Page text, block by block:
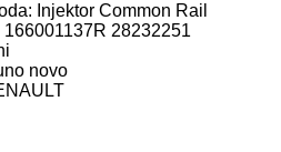
Injektor Common Rail
28232251
novo